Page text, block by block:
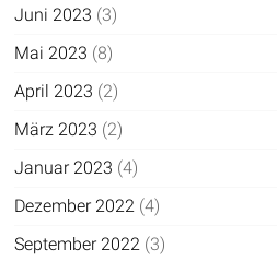
Juni 2023 (3)
Mai 2023 (8)
April 2023 (2)
März 2023 (2)
Januar 2023 (4)
Dezember 2022 (4)
September 2022 (3)